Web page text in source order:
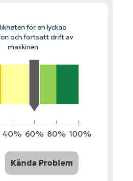
för en lyckad
och fortsatt drift av
maskinen
40% 60% 80% 100%
Kända Problem